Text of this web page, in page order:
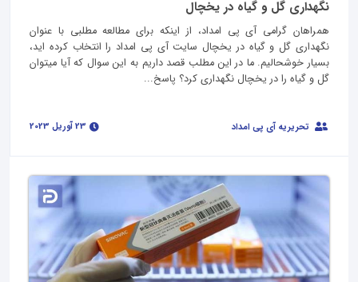
نگهداری گل و گیاه در یخچال
همراهان گرامی آی پی امداد، از اینکه برای مطالعه مطلبی با عنوان
نگهداری گل و گیاه در یخچال سایت آی پی امداد را انتخاب کرده اید،
بسیار خوشحالیم. ما در این مطلب قصد داریم به این سوال که آیا میتوان
گل و گیاه را در یخچال نگهداری کرد؟ پاسخ...
تحریریه آی پی امداد